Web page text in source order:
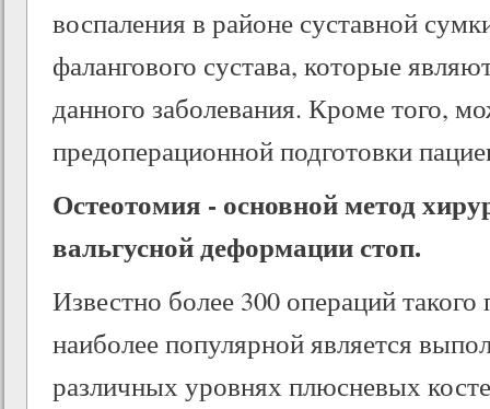
воспаления в районе суставной
фалангового сустава, которые
данного заболевания. Кроме того,
предоперационной подготовки
Остеотомия - основной метод
вальгусной деформации стоп.
Известно более 300 операций
наиболее популярной является
различных уровнях плюсневых